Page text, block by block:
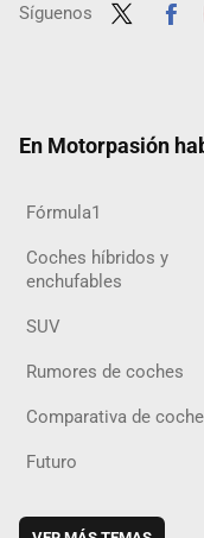
Síguenos
En Motorpasión
Fórmula1
Coches híbridos y
enchufables
SUV
Rumores de coches
Comparativa de
Futuro